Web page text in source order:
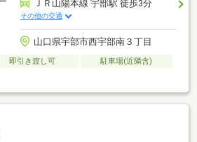
ＪＲ山陽本線 宇部駅 徒歩3分
その他の交通
山口県宇部市西宇部南３丁目
即引き渡し可
駐車場(近隣含)